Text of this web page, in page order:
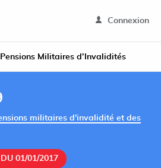
Connexion
Militaires d’Invalidités
militaires d'invalidité et des
01/01/2017